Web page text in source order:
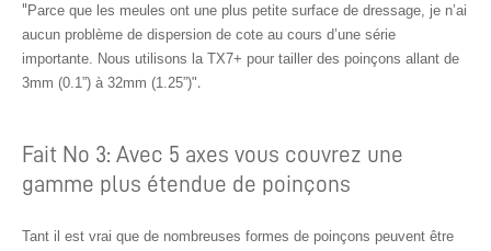
" Parce que les meules ont une plus petite surface de dressage, je n’ai
aucun problème de dispersion de cote au cours d’une série
importante. Nous utilisons la TX7+ pour tailler des poinçons allant de
3mm (0.1”) à 32mm (1.25”)".
Fait No 3: Avec 5 axes vous couvrez une
gamme plus étendue de poinçons
Tant il est vrai que de nombreuses formes de poinçons peuvent être